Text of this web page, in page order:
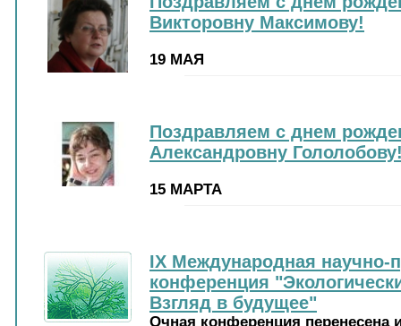
Викторовну Максимову!
19 МАЯ
Поздравляем с днем
Александровну
15 МАРТА
IX Международная научно-
конференция
Взгляд в будущее"
Очная конференция перенесена